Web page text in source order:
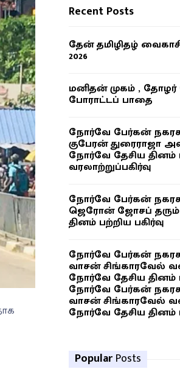
Recent Posts
தேன் தமிழிதழ்
2026
மனிதன் முகம் , தோழர்
போராட்டப் பாதை
நோர்வே பேர்கன்
குபேரன் துரைராஜா
நோர்வே தேசிய தினம்
வரலாற்றுப்பகிர்வு
நோர்வே பேர்கன்
ஜெரோன் ஜோசப் தரும்
தினம் பற்றிய பகிர்வு
நோர்வே பேர்கன்
வாசன் சிங்காரவேல்
நோர்வே தேசிய தினம்
நோர்வே பேர்கன்
வாசன் சிங்காரவேல்
நோர்வே தேசிய தினம்
Popular Posts